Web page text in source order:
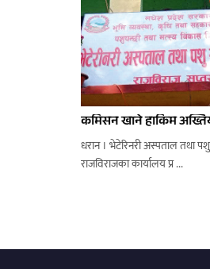
कमिसन खाने हाकिम
धरान । भेटेरिनरी अस्पताल तथा पशु
राजविराजका कार्यालय प्र ...